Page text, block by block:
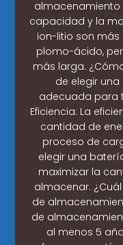
almacenamiento
capacidad y la
ion-litio son
plomo-ácido,
más larga.
de elegir
adecuada para
Eficiencia: La
cantidad de
proceso de
elegir una
maximizar la
almacenar.
de
de
al menos 5